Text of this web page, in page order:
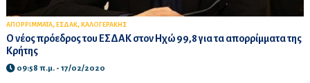
ΑΠΟΡΡΙΜΜΑΤΑ, ΕΣΔΑΚ, ΚΑΛΟΓΕΡΑΚΗΣ
Ο νέος πρόεδρος του ΕΣΔΑΚ στον Ηχώ 99,8 για τα απορρίμματα της
Κρήτης
09:58 π.μ. - 17/02/2020